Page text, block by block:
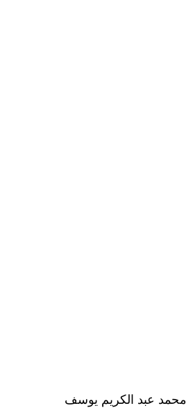
محمد عبد الكريم يوسف